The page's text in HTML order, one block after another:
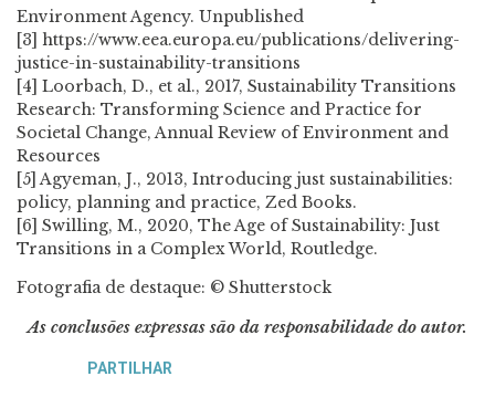
Environment Agency. Unpublished
[3] https://www.eea.europa.eu/publications/delivering-
justice-in-sustainability-transitions
[4] Loorbach, D., et al., 2017, Sustainability Transitions
Research: Transforming Science and Practice for
Societal Change, Annual Review of Environment and
Resources
[5] Agyeman, J., 2013, Introducing just sustainabilities:
policy, planning and practice, Zed Books.
[6] Swilling, M., 2020, The Age of Sustainability: Just
Transitions in a Complex World, Routledge.
Fotografia de destaque: © Shutterstock
As conclusões expressas são da responsabilidade do autor.
PARTILHAR